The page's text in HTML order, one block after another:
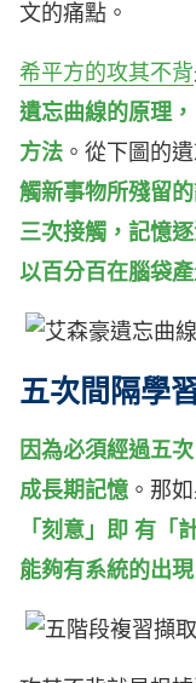
文的痛點。
希平方的攻其不背
遺忘曲線的原理
方法 。從下圖的
觸新事物所殘留
三次接觸，記憶
以百分百在腦袋
五次間隔學
因為必須經過五
成長期記憶 。那
「刻意」即 有「
能夠有系統的出